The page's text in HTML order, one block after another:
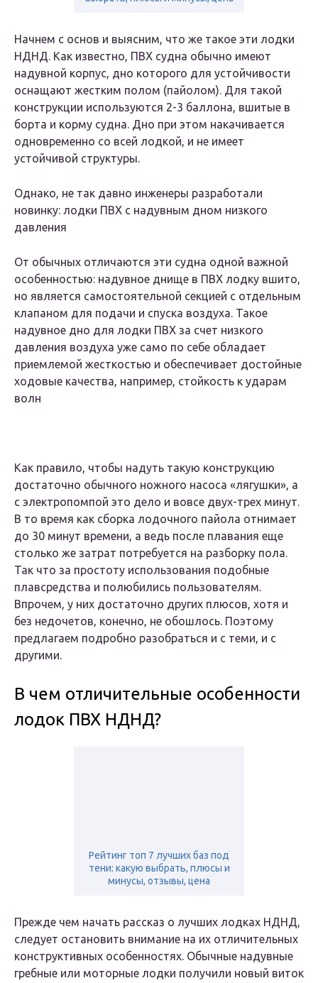
Начнем с основ и выясним, что же такое эти лодки
НДНД. Как известно, ПВХ судна обычно имеют
надувной корпус, дно которого для устойчивости
оснащают жестким полом (пайолом). Для такой
конструкции используются 2-3 баллона, вшитые в
борта и корму судна. Дно при этом накачивается
одновременно со всей лодкой, и не имеет
устойчивой структуры.
Однако, не так давно инженеры разработали
новинку: лодки ПВХ с надувным дном низкого
давления
От обычных отличаются эти судна одной важной
особенностью: надувное днище в ПВХ лодку вшито,
но является самостоятельной секцией с отдельным
клапаном для подачи и спуска воздуха. Такое
надувное дно для лодки ПВХ за счет низкого
давления воздуха уже само по себе обладает
приемлемой жесткостью и обеспечивает достойные
ходовые качества, например, стойкость к ударам
волн
Как правило, чтобы надуть такую конструкцию
достаточно обычного ножного насоса «лягушки», а
с электропомпой это дело и вовсе двух-трех минут.
В то время как сборка лодочного пайола отнимает
до 30 минут времени, а ведь после плавания еще
столько же затрат потребуется на разборку пола.
Так что за простоту использования подобные
плавсредства и полюбились пользователям.
Впрочем, у них достаточно других плюсов, хотя и
без недочетов, конечно, не обошлось. Поэтому
предлагаем подробно разобраться и с теми, и с
другими.
В чем отличительные особенности
лодок ПВХ НДНД?
Рейтинг топ 7 лучших баз под
тени: какую выбрать, плюсы и
минусы, отзывы, цена
Прежде чем начать рассказ о лучших лодках НДНД,
следует остановить внимание на их отличительных
конструктивных особенностях. Обычные надувные
гребные или моторные лодки получили новый виток